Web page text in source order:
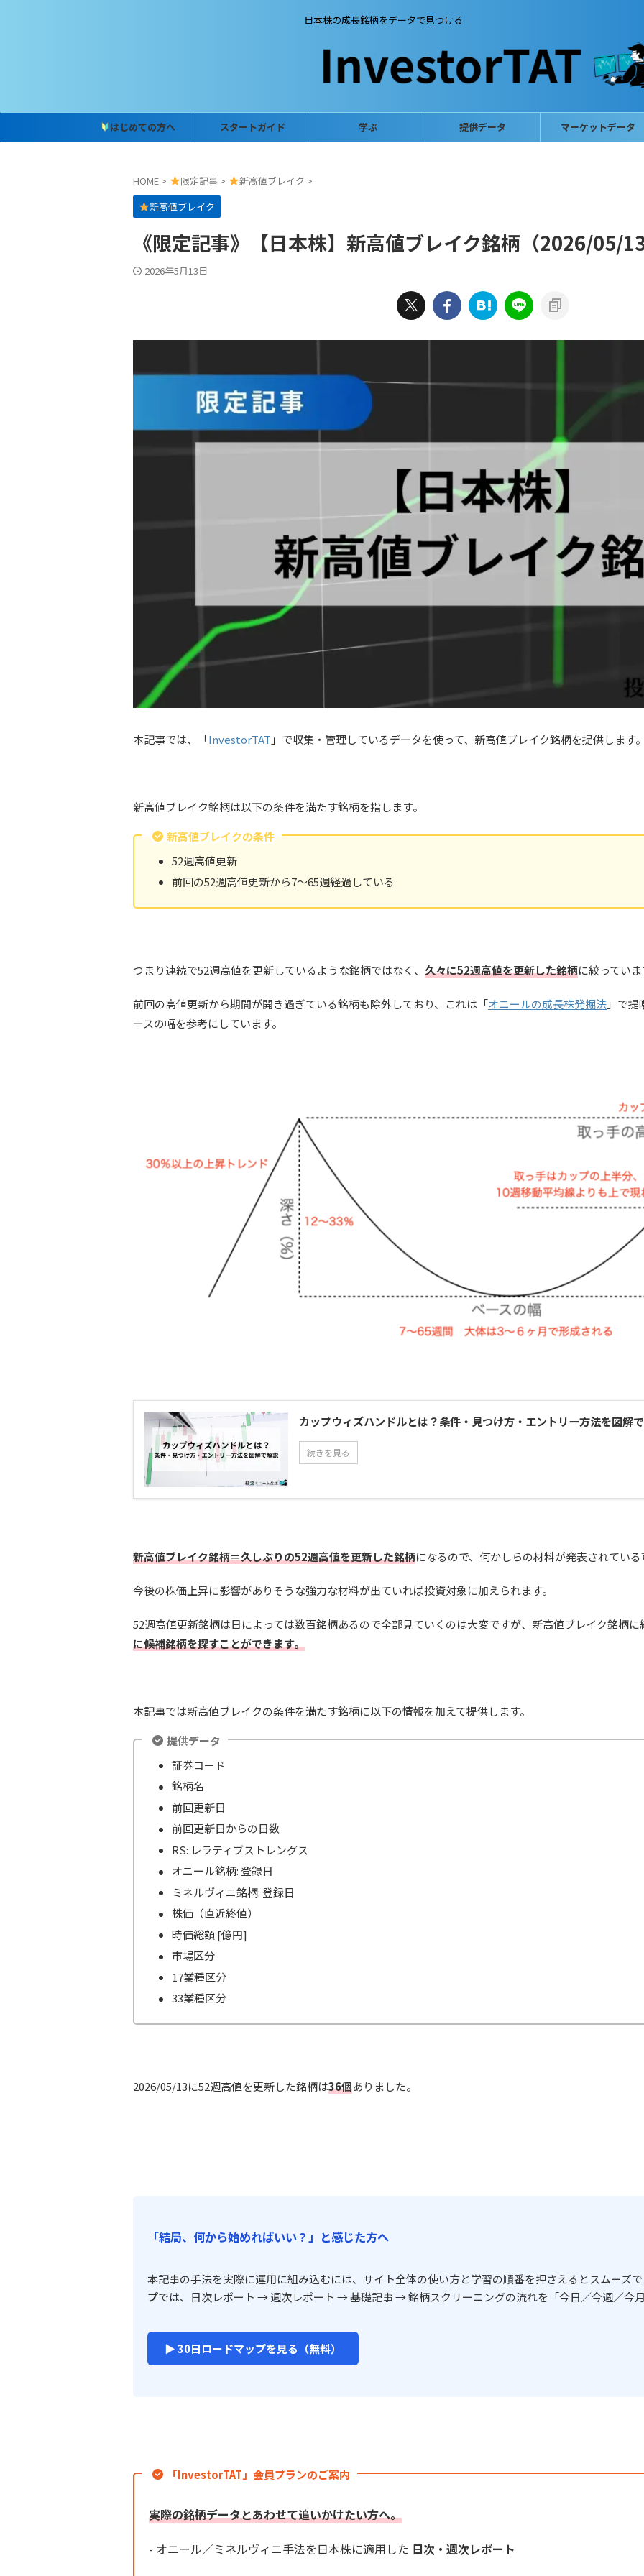
日本株の成長銘柄をデータで見つける
はじめての方へ スタートガイド 学ぶ 提供データ マーケットデータ
HOME > 限定記事 > 新高値ブレイク >
新高値ブレイク
《限定記事》【日本株】新高値ブレイク銘柄（2026/05/
2026年5月13日
本記事では、「InvestorTAT 」で収集・管理しているデータを使って、新高値ブレイク銘柄を提供します
新高値ブレイク銘柄は以下の条件を満たす銘柄を指します。
新高値ブレイクの条件
52週高値更新
前回の52週高値更新から7〜65週経過している
つまり連続で52週高値を更新しているような銘柄ではなく、 久々に52週高値を更新した銘柄に絞ってい
前回の高値更新から期間が開き過ぎている銘柄も除外しており、これは「オニールの成長株発掘法」で
ースの幅を参考にしています。
カップウィズハンドルとは？条件・見つけ方・エントリー方法を図解
続きを見る
新高値ブレイク銘柄＝久しぶりの52週高値を更新した銘柄になるので、何かしらの材料が発表されてい
今後の株価上昇に影響がありそうな強力な材料が出ていれば投資対象に加えられます。
52週高値更新銘柄は日によっては数百銘柄あるので全部見ていくのは大変ですが、新高値ブレイク銘柄
に候補銘柄を探すことができます。
本記事では新高値ブレイクの条件を満たす銘柄に以下の情報を加えて提供します。
提供データ
証券コード
銘柄名
前回更新日
前回更新日からの日数
RS: レラティブストレングス
オニール銘柄: 登録日
ミネルヴィニ銘柄: 登録日
株価（直近終値）
時価総額 [億円]
市場区分
17業種区分
33業種区分
2026/05/13に52週高値を更新した銘柄は36個ありました。
「結局、何から始めればいい？」と感じた方へ
本記事の手法を実際に運用に組み込むには、サイト全体の使い方と学習の順番を押さえるとスムーズ
プでは、日次レポート → 週次レポート → 基礎記事 → 銘柄スクリーニングの流れを「今日／今週／今
▶ 30日ロードマップを見る（無料）
「InvestorTAT」会員プランのご案内
実際の銘柄データとあわせて追いかけたい方へ。
- オニール／ミネルヴィニ手法を日本株に適用した 日次・週次レポート